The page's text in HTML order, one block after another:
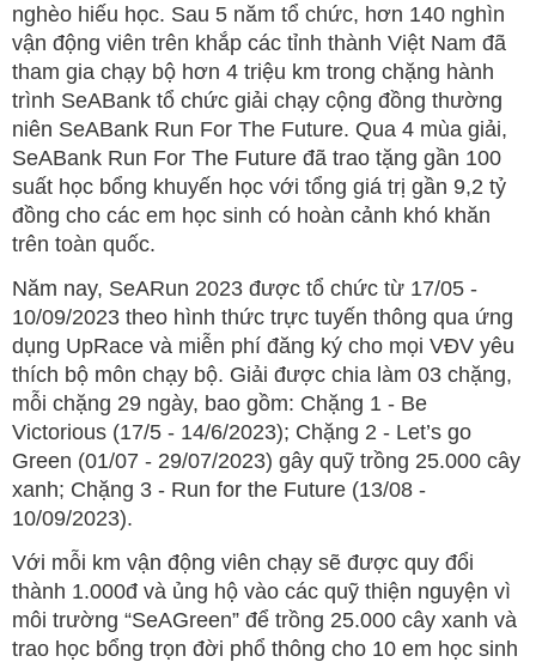
nghèo hiếu học. Sau 5 năm tổ chức, hơn 140 nghìn
vận động viên trên khắp các tỉnh thành Việt Nam đã
tham gia chạy bộ hơn 4 triệu km trong chặng hành
trình SeABank tổ chức giải chạy cộng đồng thường
niên SeABank Run For The Future. Qua 4 mùa giải,
SeABank Run For The Future đã trao tặng gần 100
suất học bổng khuyến học với tổng giá trị gần 9,2 tỷ
đồng cho các em học sinh có hoàn cảnh khó khăn
trên toàn quốc.
Năm nay, SeARun 2023 được tổ chức từ 17/05 -
10/09/2023 theo hình thức trực tuyến thông qua ứng
dụng UpRace và miễn phí đăng ký cho mọi VĐV yêu
thích bộ môn chạy bộ. Giải được chia làm 03 chặng,
mỗi chặng 29 ngày, bao gồm: Chặng 1 - Be
Victorious (17/5 - 14/6/2023); Chặng 2 - Let’s go
Green (01/07 - 29/07/2023) gây quỹ trồng 25.000 cây
xanh; Chặng 3 - Run for the Future (13/08 -
10/09/2023).
Với mỗi km vận động viên chạy sẽ được quy đổi
thành 1.000đ và ủng hộ vào các quỹ thiện nguyện vì
môi trường “SeAGreen” để trồng 25.000 cây xanh và
trao học bổng trọn đời phổ thông cho 10 em học sinh